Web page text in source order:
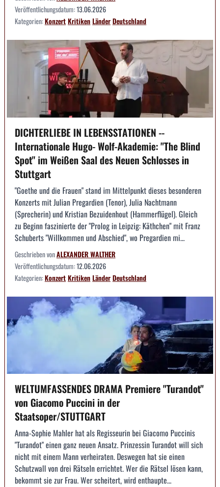
Veröffentlichungsdatum:13.06.2026
Kategorien:KonzertKritikenLänderDeutschland
DICHTERLIEBE IN LEBENSSTATIONEN --
Internationale Hugo- Wolf-Akademie: "The Blind
Spot" im Weißen Saal des Neuen Schlosses in
Stuttgart
"Goethe und die Frauen" stand im Mittelpunkt dieses besonderen
Konzerts mit Julian Pregardien (Tenor), Julia Nachtmann
(Sprecherin) und Kristian Bezuidenhout (Hammerflügel). Gleich
zu Beginn faszinierte der "Prolog in Leipzig: Käthchen" mit Franz
Schuberts "Willkommen und Abschied", wo Pregardien mi...
Geschrieben vonALEXANDER WALTHER
Veröffentlichungsdatum:12.06.2026
Kategorien:KonzertKritikenLänderDeutschland
WELTUMFASSENDES DRAMA Premiere "Turandot"
von Giacomo Puccini in der
Staatsoper/STUTTGART
Anna-Sophie Mahler hat als Regisseurin bei Giacomo Puccinis
"Turandot" einen ganz neuen Ansatz. Prinzessin Turandot will sich
nicht mit einem Mann verheiraten. Deswegen hat sie einen
Schutzwall von drei Rätseln errichtet. Wer die Rätsel lösen kann,
bekommt sie zur Frau. Wer scheitert, wird enthaupte...